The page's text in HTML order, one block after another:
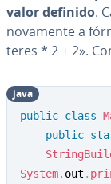
valor definido.
novamente a
te­res * 2 + 2».
public class
public
System. out .
java